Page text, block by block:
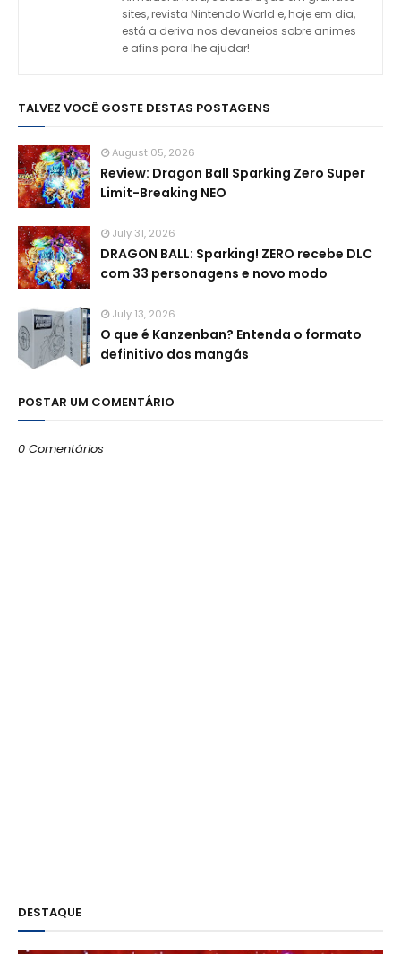
sites, revista Nintendo World e, hoje em dia,
está a deriva nos devaneios sobre animes
e afins para lhe ajudar!
TALVEZ VOCÊ GOSTE DESTAS POSTAGENS
August 05, 2026
Review: Dragon Ball Sparking Zero Super
Limit-Breaking NEO
July 31, 2026
DRAGON BALL: Sparking! ZERO recebe DLC
com 33 personagens e novo modo
July 13, 2026
O que é Kanzenban? Entenda o formato
definitivo dos mangás
POSTAR UM COMENTÁRIO
0 Comentários
DESTAQUE